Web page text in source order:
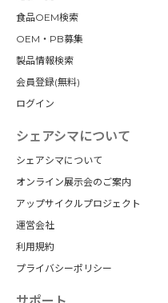
食品OEM検索
OEM・PB募集
製品情報検索
会員登録(無料)
ログイン
シェアシマについて
シェアシマについて
オンライン展示会のご案内
アップサイクルプロジェクト
運営会社
利用規約
プライバシーポリシー